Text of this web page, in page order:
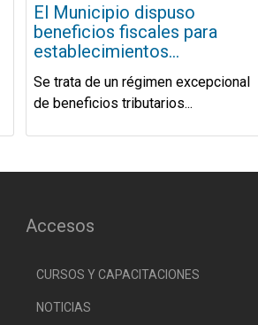
El Municipio dispuso
beneficios fiscales para
establecimientos...
Se trata de un régimen excepcional
de beneficios tributarios...
Accesos
CURSOS Y CAPACITACIONES
NOTICIAS